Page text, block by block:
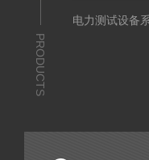
PRODUCTS
电力测试设备